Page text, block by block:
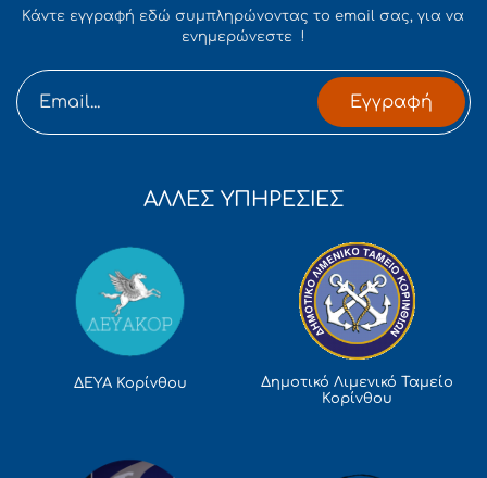
Κάντε εγγραφή εδώ συμπληρώνοντας το email σας, για να
ενημερώνεστε !
Εγγραφή
ΑΛΛΕΣ ΥΠΗΡΕΣΙΕΣ
ΔΕΥΑ Κορίνθου
Δημοτικό Λιμενικό Ταμείο
Κορίνθου